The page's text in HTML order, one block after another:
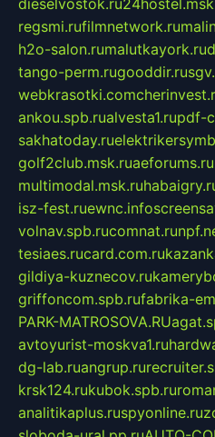
regsmi.rufilmnetwork.ru
h2o-salon.rumalutkayork.ru
tango-perm.rugooddir.ru
webkrasotki.com
ankou.spb.rualvesta1.rupdf-
sakhatoday.ru
golf2club.msk.ruaeforums.ru
multimodal.msk.ru
isz-fest.ruewnc.info
volnav.spb.rucomnat.ru
tesiaes.rucard.com.ru
gildiya-kuznecov.ru
griffoncom.spb.rufabrika-
PARK-MATROSOVA.RU
avtoyurist-moskva1.ru
dg-lab.ruangrup.ru
krsk124.rukubok.spb.ru
analitikaplus.ruspyonline.ru